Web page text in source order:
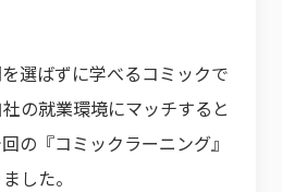
選ばずに学べるコミックで
の就業環境にマッチすると
の『コミックラーニング』
した。